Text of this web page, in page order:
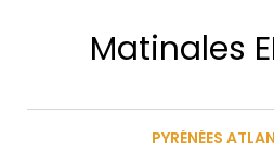
Matinales
PYRÉNÉES